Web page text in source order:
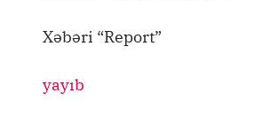
Xəbəri “Report”
yayıb